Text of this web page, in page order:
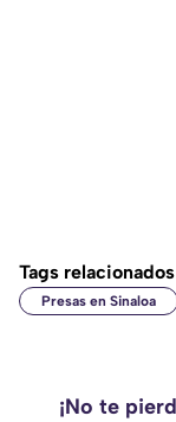
Tags relacionados
Presas en Sinaloa
¡No te